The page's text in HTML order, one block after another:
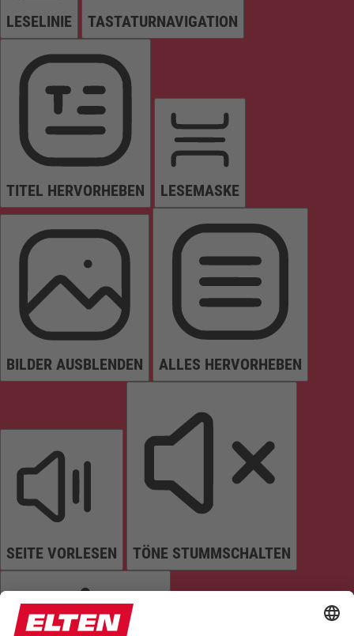
LESELINIE TASTATURNAVIGATION
TITEL HERVORHEBEN LESEMASKE
BILDER AUSBLENDEN ALLES HERVORHEBEN
SEITE VORLESEN TÖNE STUMMSCHALTEN